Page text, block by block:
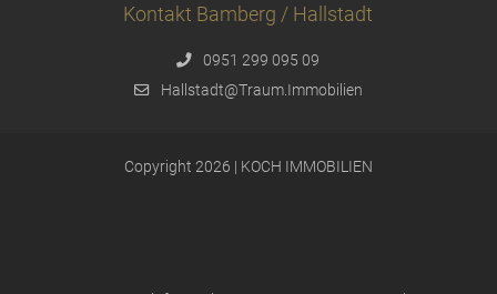
Kontakt Bamberg / Hallstadt
0951 299 095 09
Hallstadt@Traum.Immobilien
Copyright 2026 | KOCH IMMOBILIEN